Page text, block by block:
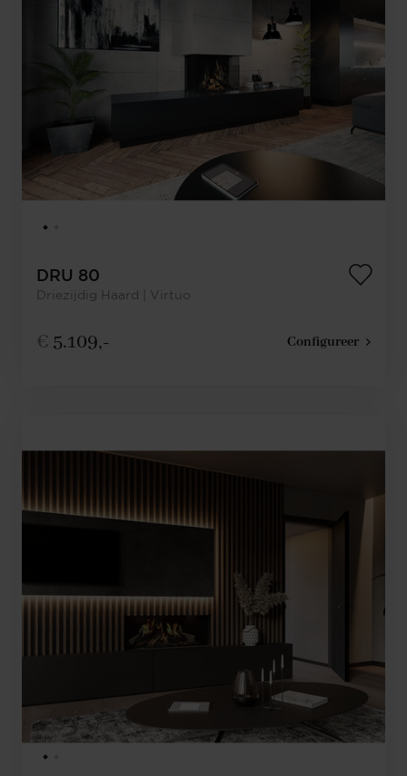
DRU 80
Driezijdig Haard | Virtuo
€ 5.109,- Configureer